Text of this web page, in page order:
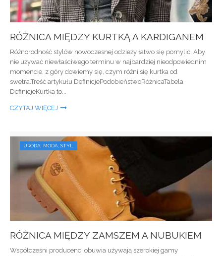
RÓŻNICA MIĘDZY KURTKĄ A KARDIGANEM
Różnorodność stylów nowoczesnej odzieży łatwo się pomylić. Aby
nie używać niewłaściwego terminu w najbardziej nieodpowiednim
momencie, z góry dowiemy się, czym różni się kurtka od
swetra.Treść artykułu DefinicjePodobieństwoRóżnicaTabela
DefinicjeKurtka to...
CZYTAJ WIĘCEJ
URODA, MODA, STYL.
RÓŻNICA MIĘDZY ZAMSZEM A NUBUKIEM
Współcześni producenci obuwia używają szerokiej gamy